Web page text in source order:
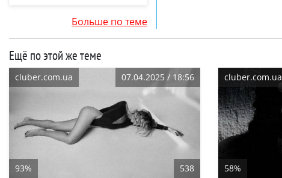
Больше по теме
Ещё по этой же теме
cluber.com.ua 07.04.2025 / 18:56
93% 538
cluber.com.ua
58%